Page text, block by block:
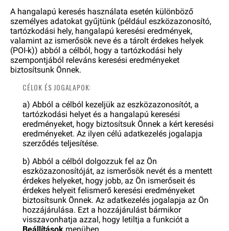
A hangalapú keresés használata esetén különböző
személyes adatokat gyűjtünk (például eszközazonosító,
tartózkodási hely, hangalapú keresési eredmények,
valamint az ismerősök neve és a tárolt érdekes helyek
(POI-k)) abból a célból, hogy a tartózkodási hely
szempontjából releváns keresési eredményeket
biztosítsunk Önnek.
CÉLOK ÉS JOGALAPOK:
a) Abból a célból kezeljük az eszközazonosítót, a
tartózkodási helyet és a hangalapú keresési
eredményeket, hogy biztosítsuk Önnek a kért keresési
eredményeket. Az ilyen célú adatkezelés jogalapja
szerződés teljesítése.
b) Abból a célból dolgozzuk fel az Ön
eszközazonosítóját, az ismerősök nevét és a mentett
érdekes helyeket, hogy jobb, az Ön ismerőseit és
érdekes helyeit felismerő keresési eredményeket
biztosítsunk Önnek. Az adatkezelés jogalapja az Ön
hozzájárulása. Ezt a hozzájárulást bármikor
visszavonhatja azzal, hogy letiltja a funkciót a